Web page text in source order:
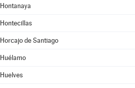
Hontanaya
Hontecillas
Horcajo de Santiago
Huélamo
Huelves